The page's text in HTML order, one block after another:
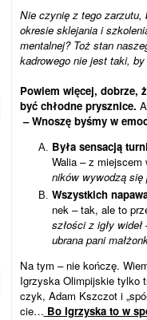
Nie czy­nię z tego zarzutu,
okre­sie skle­ja­nia i
men­tal­nej? Toż stan
kadro­wego nie jest taki,
Powiem wię­cej, dobrze,
być chłodne prysz­nice.
– Wno­szę byśmy w
Była sen­sa­cją
Walia – z
ni­ków wywo­dzą
Wszyst­kich
nek – tak, ale to
szło­ści z igły
ubrana pani
Na tym – nie koń­czę.
Igrzy­ska Olim­pij­skie tylko
czyk, Adam Ksz­czot i
cie… Bo Igrzy­ska to w